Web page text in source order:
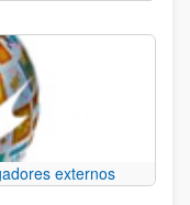
externos